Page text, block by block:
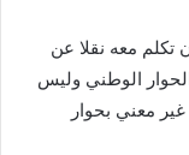
تكلم معه نقلا عن
الوطني وليس
معني بحوار